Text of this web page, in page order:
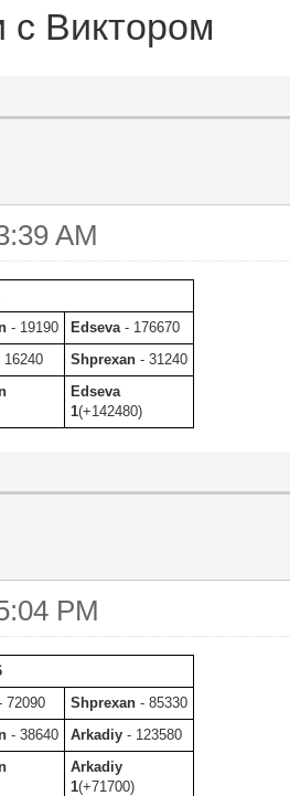
с Виктором
AM
- 19190 Edseva - 176670
16240 Shprexan - 31240
Edseva
1(+142480)
PM
72090 Shprexan - 85330
- 38640 Arkadiy - 123580
Arkadiy
1(+71700)